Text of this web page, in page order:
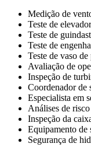
Medição de
Teste de
Teste de
Teste de
Teste de vaso de
Avaliação de
Inspeção de
Coordenador de
Especialista em
Análises de risco
Inspeção da
Equipamento de
Segurança de